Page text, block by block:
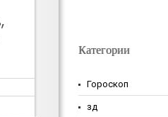
Категории
Гороскоп
зд